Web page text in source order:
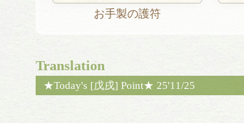
お手製の護符
Translation
★Today's [戊戌] Point★ 25'11/25